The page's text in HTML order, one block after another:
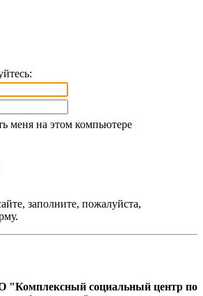
меня на этом компьютере
заполните, пожалуйста,
социальный центр по